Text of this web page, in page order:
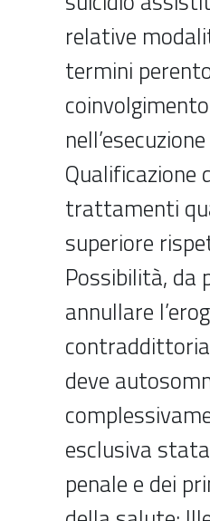
relative
termini
Qualificazione
trattamenti
superiore
Possibilità, da
annullare
deve
esclusiva
penale e dei